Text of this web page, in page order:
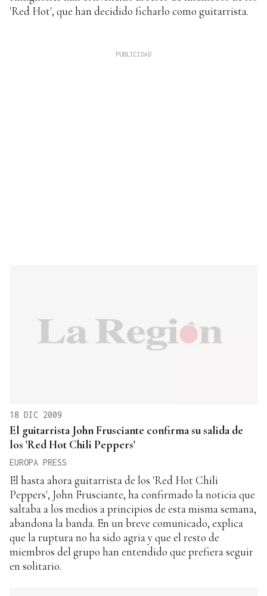
'Red Hot', que han decidido ficharlo como guitarrista.
18 DIC 2009
El guitarrista John Frusciante confirma su salida de
los 'Red Hot Chili Peppers'
EUROPA PRESS
El hasta ahora guitarrista de los 'Red Hot Chili
Peppers', John Frusciante, ha confirmado la noticia que
saltaba a los medios a principios de esta misma semana,
abandona la banda. En un breve comunicado, explica
que la ruptura no ha sido agria y que el resto de
miembros del grupo han entendido que prefiera seguir
en solitario.